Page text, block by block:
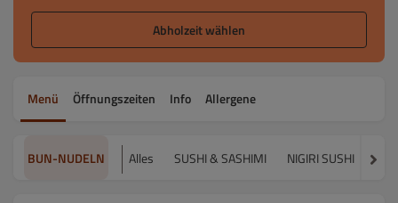
Abholzeit wählen
Menü Öffnungszeiten Info Allergene
BUN-NUDELN Alles SUSHI & SASHIMI NIGIRI SUSHI